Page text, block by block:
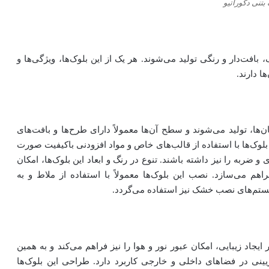
دکوراتیو
بافت‌دار و رنگی تولید می‌شوند. هر یک از این بلوک‌ها، ویژگی‌ها و
دارند.
تولید می‌شوند و سطح آن‌ها معمولاً دارای طرح‌ها و بافت‌های
با استفاده از قالب‌های خاص و مواد افزودنی باکیفیت صورت
ضربه را نیز داشته باشند. تنوع در رنگ و ابعاد این بلوک‌ها، امکان
می‌سازد. نصب این بلوک‌ها معمولاً با استفاده از ملاط و به
نصب خشک نیز استفاده می‌گردد.
زیبایی، امکان عبور نور و هوا را نیز فراهم می‌کند و به همین
در فضاهای داخلی و خارجی کاربرد دارد. طراحی این بلوک‌ها